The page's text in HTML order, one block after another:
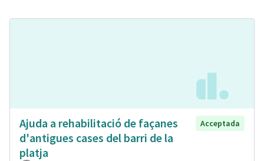
Ajuda a rehabilitació de façanes
d'antigues cases del barri de la
platja
Acceptada